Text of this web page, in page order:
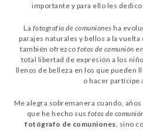
importante y para ello les
La fotografía de comuniones ha
parajes naturales y bellos a la
también ofrezco fotos de comunión
total libertad de expresión a los
llenos de belleza en los que pueden
o hacer partícipe
Me alegra sobremanera cuando,
que he hecho sus fotos de
fotógrafo de comuniones , sino